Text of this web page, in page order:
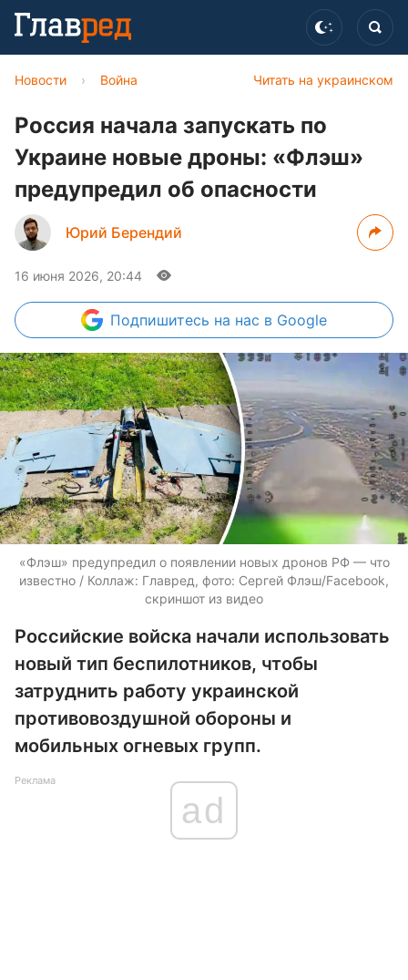
Читать на украинском
Новости › Война
Россия начала запускать по
Украине новые дроны: «Флэш»
предупредил об опасности
Юрий Берендий
16 июня 2026, 20:44
Подпишитесь на нас в Google
«Флэш» предупредил о появлении новых дронов РФ — что
известно / Коллаж: Главред, фото: Сергей Флэш/Facebook,
скриншот из видео
Российские войска начали использовать
новый тип беспилотников, чтобы
затруднить работу украинской
противовоздушной обороны и
мобильных огневых групп.
Реклама
ad